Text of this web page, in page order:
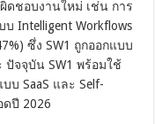
ดชอบงานใหม่ เช่น การ
Intelligent Workflows
ซึ่ง SW1 ถูกออกแบบ
ปัจจุบัน SW1 พร้อมใช้
บ SaaS และ Self-
ดปี 2026